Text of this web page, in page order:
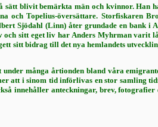
blivit bemärkta män och kvinnor. Han
och Topelius-översättare. Storfis­karen
Sjödahl (Linn) åter grundade en bank i
sitt eget liv har Anders Myhrman varit
sitt bidrag till det nya hemlandets
under många årtionden bland våra
att i sinom tid inför­livas en stor samling
innehåller anteckningar, brev, foto­grafier